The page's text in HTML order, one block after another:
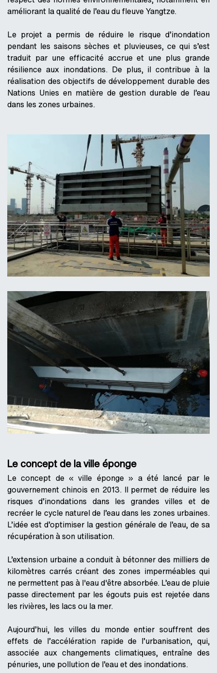
améliorant la qualité de l’eau du fleuve Yangtze.
Le projet a permis de réduire le risque d’inondation
pendant les saisons sèches et pluvieuses, ce qui s’est
traduit par une efficacité accrue et une plus grande
résilience aux inondations. De plus, il contribue à la
réalisation des objectifs de développement durable des
Nations Unies en matière de gestion durable de l’eau
dans les zones urbaines.
Le concept de la ville éponge
Le concept de « ville éponge » a été lancé par le
gouvernement chinois en 2013. Il permet de réduire les
risques d’inondations dans les grandes villes et de
recréer le cycle naturel de l’eau dans les zones urbaines.
L’idée est d’optimiser la gestion générale de l’eau, de sa
récupération à son utilisation.
L’extension urbaine a conduit à bétonner des milliers de
kilomètres carrés créant des zones imperméables qui
ne permettent pas à l'eau d'être absorbée. L’eau de pluie
passe directement par les égouts puis est rejetée dans
les rivières, les lacs ou la mer.
Aujourd’hui, les villes du monde entier souffrent des
effets de l’accélération rapide de l’urbanisation, qui,
associée aux changements climatiques, entraîne des
pénuries, une pollution de l’eau et des inondations.